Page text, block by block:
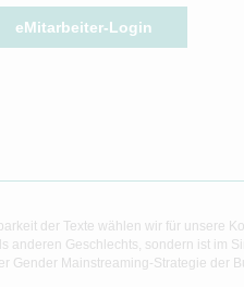
eMitarbeiter-Login
der Texte wählen wir für unsere
Geschlechts, sondern ist im
Mainstreaming-Strategie